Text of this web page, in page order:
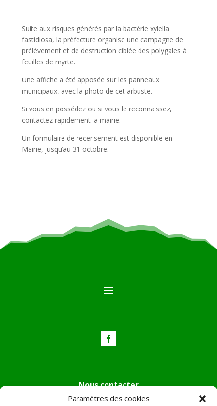
Paramètres des cookies
Suite aux risques générés par la bactérie xylella
fastidiosa, la préfecture organise une campagne de
prélèvement et de destruction ciblée des polygales à
feuilles de myrte.
Une affiche a été apposée sur les panneaux
municipaux, avec la photo de cet arbuste.
Si vous en possédez ou si vous le reconnaissez,
contactez rapidement la mairie.
Un formulaire de recensement est disponible en
Mairie, jusqu’au 31 octobre.
Nous contacter
Tél :04.95.36.24.02